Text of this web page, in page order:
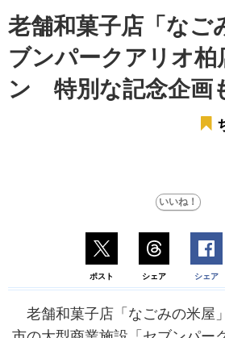
老舗和菓子店「なご
ブンパークアリオ柏
ン 特別な記念企画
ポスト シェア シェア
老舗和菓子店「なごみの米屋